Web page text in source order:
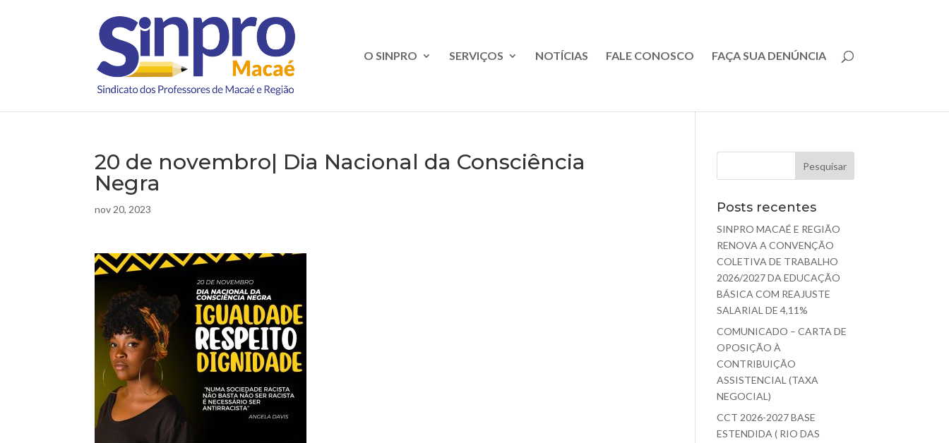
O SINPRO SERVIÇOS NOTÍCIAS FALE CONOSCO FAÇA SUA DENÚNCIA
20 de novembro| Dia Nacional da Consciência
Negra
nov 20, 2023 Posts recentes
SINPRO MACAÉ E REGIÃO
RENOVA A CONVENÇÃO
COLETIVA DE TRABALHO
2026/2027 DA EDUCAÇÃO
BÁSICA COM REAJUSTE
SALARIAL DE 4,11%
COMUNICADO – CARTA DE
OPOSIÇÃO À
CONTRIBUIÇÃO
ASSISTENCIAL (TAXA
NEGOCIAL)
CCT 2026-2027 BASE
ESTENDIDA ( RIO DAS